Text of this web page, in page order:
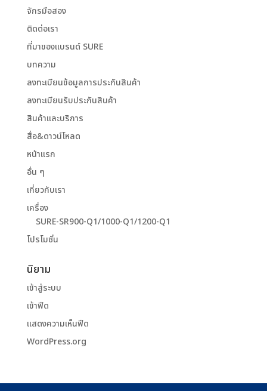
จักรมือสอง
ติดต่อเรา
ที่มาของแบรนด์ SURE
บทความ
ลงทะเบียนข้อมูลการประกันสินค้า
ลงทะเบียนรับประกันสินค้า
สินค้าและบริการ
สื่อ&ดาวน์โหลด
หน้าแรก
อื่น ๆ
เกี่ยวกับเรา
เครื่อง
SURE-SR900-Q1/1000-Q1/1200-Q1
โปรโมชั่น
นิยาม
เข้าสู่ระบบ
เข้าฟีด
แสดงความเห็นฟีด
WordPress.org